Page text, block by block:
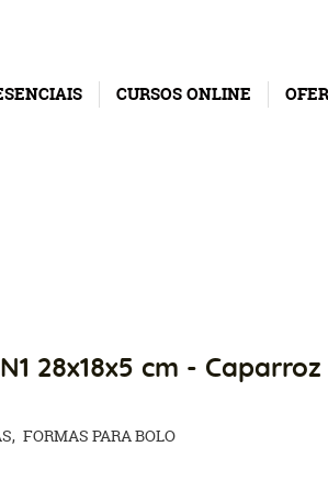
CURSOS ONLINE
28x18x5 cm - Caparroz
FORMAS PARA BOLO